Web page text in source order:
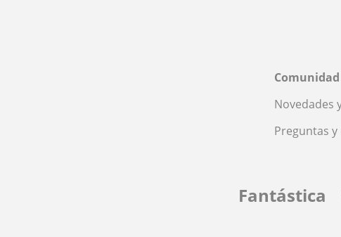
Comunidad
Novedades
Preguntas
Fantástica